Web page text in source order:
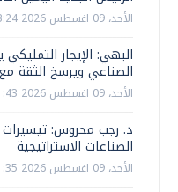
الأحد، 09 اغسطس 2026 03:24 ص
البهي: الإيجار
الصناعي ويرسخ الثقة
الأحد، 09 اغسطس 2026 01:43 ص
د. رجب محروس: تيسيرات
الصناعات الاستراتيجية
الأحد، 09 اغسطس 2026 01:35 ص